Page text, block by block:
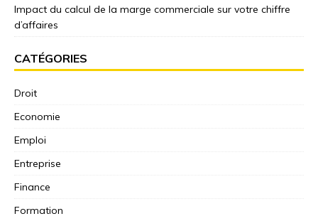
Impact du calcul de la marge commerciale sur votre chiffre
d’affaires
CATÉGORIES
Droit
Economie
Emploi
Entreprise
Finance
Formation